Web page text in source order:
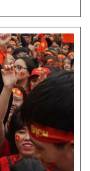
bóng tại
(Ảnh: